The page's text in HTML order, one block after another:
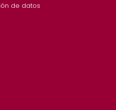
de datos